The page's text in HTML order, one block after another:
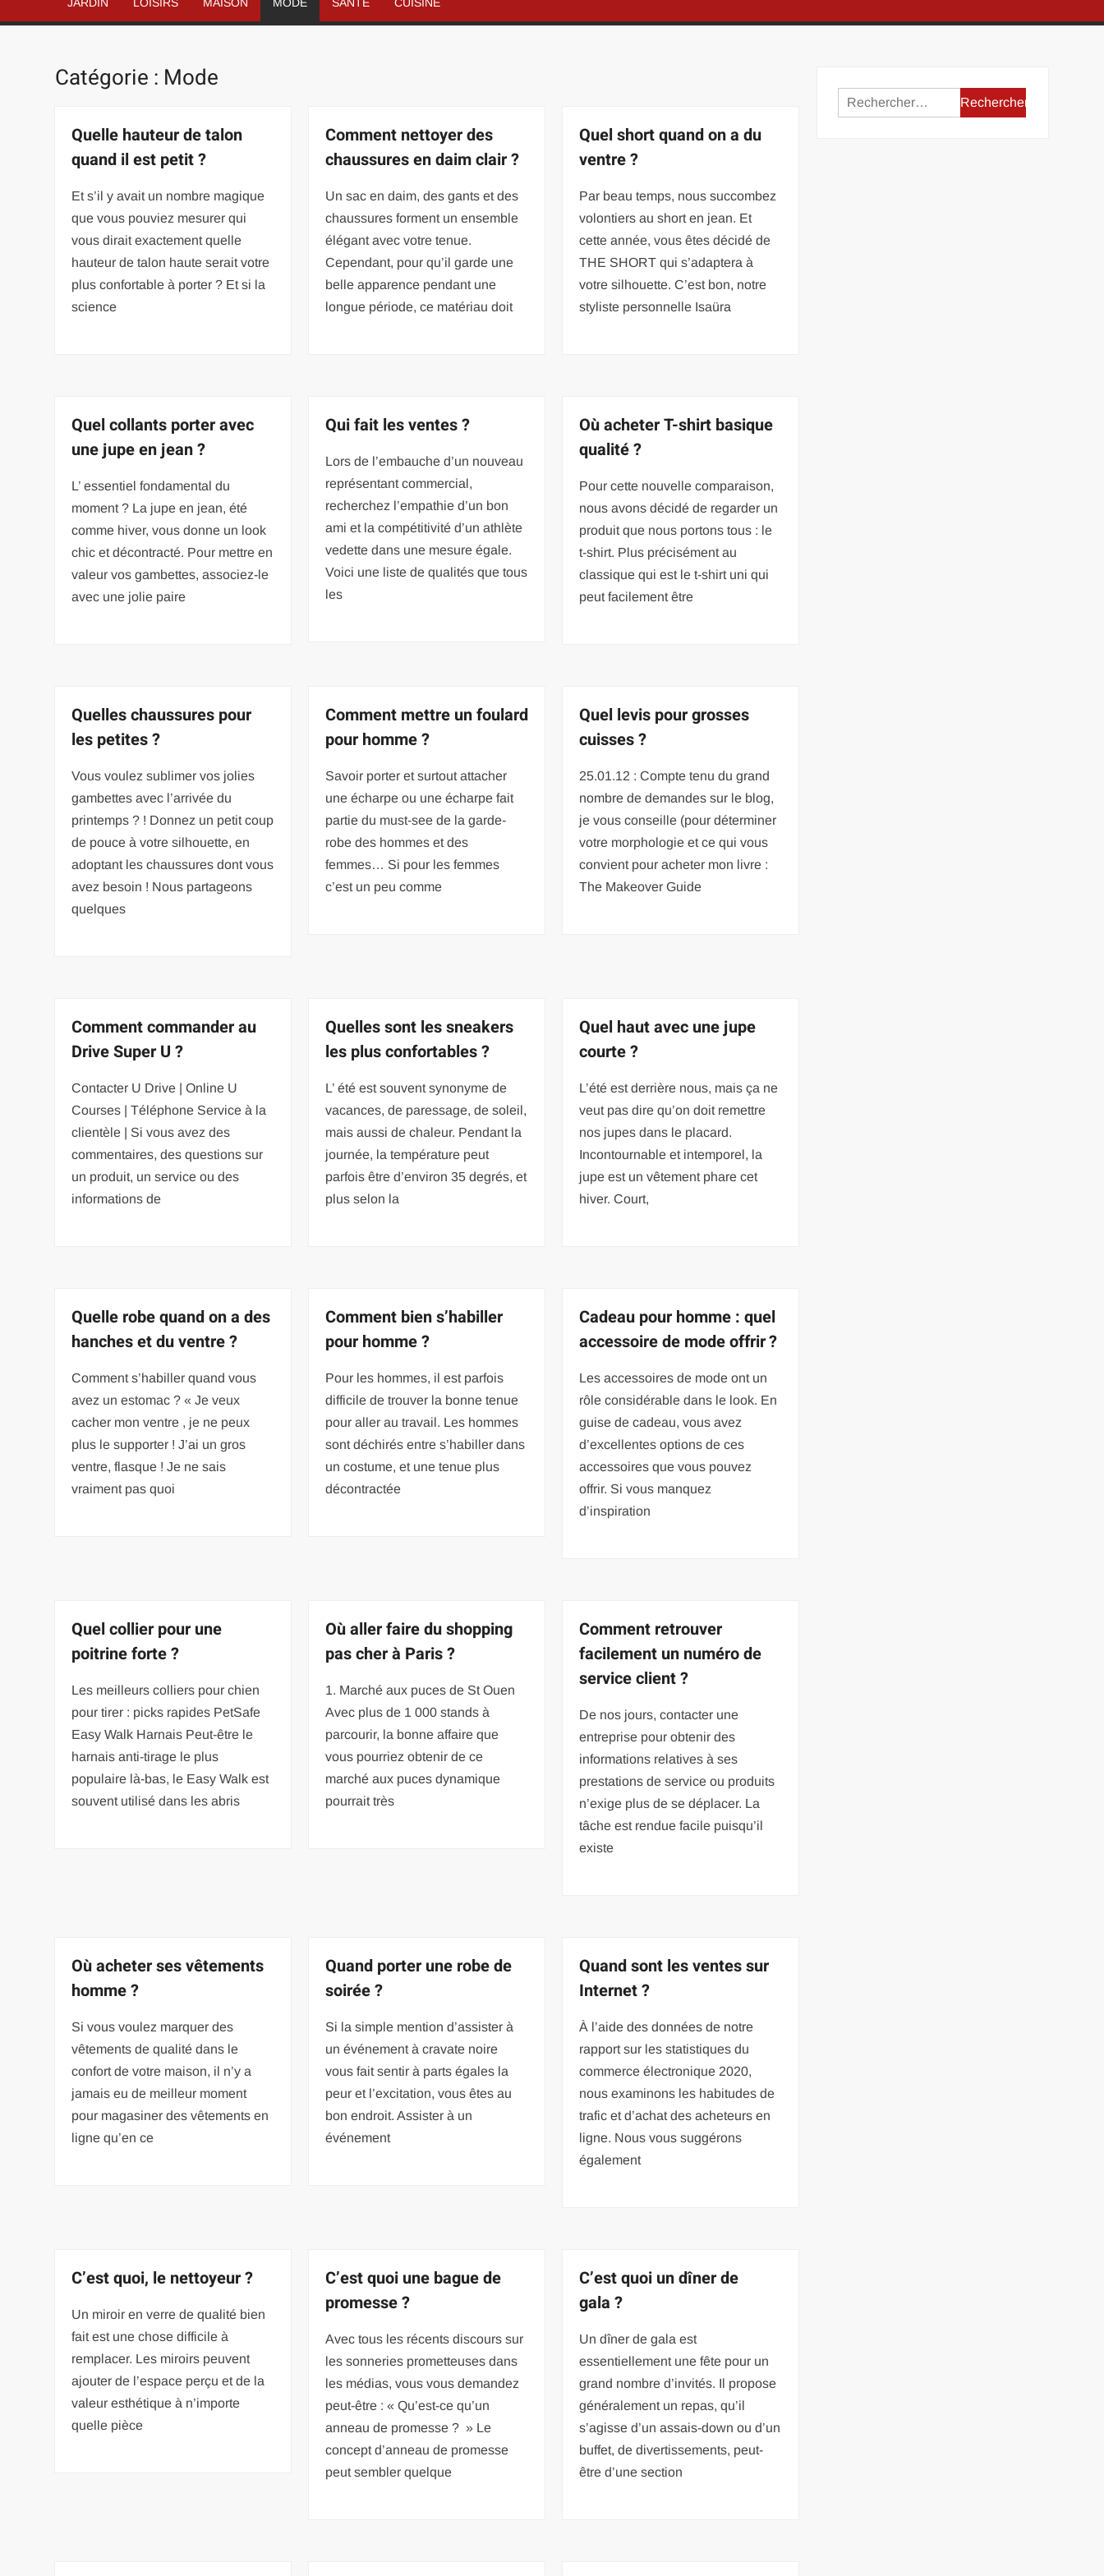
Catégorie : Mode
Quelle hauteur de talon
quand il est petit ?
Et s’il y avait un nombre magique
que vous pouviez mesurer qui
vous dirait exactement quelle
hauteur de talon haute serait votre
plus confortable à porter ? Et si la
science
Comment nettoyer des
chaussures en daim clair ?
Un sac en daim, des gants et des
chaussures forment un ensemble
élégant avec votre tenue.
Cependant, pour qu’il garde une
belle apparence pendant une
longue période, ce matériau doit
Quel short quand on a du
ventre ?
Par beau temps, nous succombez
volontiers au short en jean. Et
cette année, vous êtes décidé de
THE SHORT qui s’adaptera à
votre silhouette. C’est bon, notre
styliste personnelle Isaüra
Quel collants porter avec
une jupe en jean ?
L’ essentiel fondamental du
moment ? La jupe en jean, été
comme hiver, vous donne un look
chic et décontracté. Pour mettre en
valeur vos gambettes, associez-le
avec une jolie paire
Qui fait les ventes ?
Lors de l’embauche d’un nouveau
représentant commercial,
recherchez l’empathie d’un bon
ami et la compétitivité d’un athlète
vedette dans une mesure égale.
Voici une liste de qualités que tous
les
Où acheter T-shirt basique
qualité ?
Pour cette nouvelle comparaison,
nous avons décidé de regarder un
produit que nous portons tous : le
t-shirt. Plus précisément au
classique qui est le t-shirt uni qui
peut facilement être
Quelles chaussures pour
les petites ?
Vous voulez sublimer vos jolies
gambettes avec l’arrivée du
printemps ? ! Donnez un petit coup
de pouce à votre silhouette, en
adoptant les chaussures dont vous
avez besoin ! Nous partageons
quelques
Comment mettre un foulard
pour homme ?
Savoir porter et surtout attacher
une écharpe ou une écharpe fait
partie du must-see de la garde-
robe des hommes et des
femmes… Si pour les femmes
c’est un peu comme
Quel levis pour grosses
cuisses ?
25.01.12 : Compte tenu du grand
nombre de demandes sur le blog,
je vous conseille (pour déterminer
votre morphologie et ce qui vous
convient pour acheter mon livre :
The Makeover Guide
Comment commander au
Drive Super U ?
Contacter U Drive | Online U
Courses | Téléphone Service à la
clientèle | Si vous avez des
commentaires, des questions sur
un produit, un service ou des
informations de
Quelles sont les sneakers
les plus confortables ?
L’ été est souvent synonyme de
vacances, de paressage, de soleil,
mais aussi de chaleur. Pendant la
journée, la température peut
parfois être d’environ 35 degrés, et
plus selon la
Quel haut avec une jupe
courte ?
L’été est derrière nous, mais ça ne
veut pas dire qu’on doit remettre
nos jupes dans le placard.
Incontournable et intemporel, la
jupe est un vêtement phare cet
hiver. Court,
Quelle robe quand on a des
hanches et du ventre ?
Comment s’habiller quand vous
avez un estomac ? « Je veux
cacher mon ventre , je ne peux
plus le supporter ! J’ai un gros
ventre, flasque ! Je ne sais
vraiment pas quoi
Comment bien s’habiller
pour homme ?
Pour les hommes, il est parfois
difficile de trouver la bonne tenue
pour aller au travail. Les hommes
sont déchirés entre s’habiller dans
un costume, et une tenue plus
décontractée
Cadeau pour homme : quel
accessoire de mode offrir ?
Les accessoires de mode ont un
rôle considérable dans le look. En
guise de cadeau, vous avez
d’excellentes options de ces
accessoires que vous pouvez
offrir. Si vous manquez
d’inspiration
Quel collier pour une
poitrine forte ?
Les meilleurs colliers pour chien
pour tirer : picks rapides PetSafe
Easy Walk Harnais Peut-être le
harnais anti-tirage le plus
populaire là-bas, le Easy Walk est
souvent utilisé dans les abris
Où aller faire du shopping
pas cher à Paris ?
1. Marché aux puces de St Ouen
Avec plus de 1 000 stands à
parcourir, la bonne affaire que
vous pourriez obtenir de ce
marché aux puces dynamique
pourrait très
Comment retrouver
facilement un numéro de
service client ?
De nos jours, contacter une
entreprise pour obtenir des
informations relatives à ses
prestations de service ou produits
n’exige plus de se déplacer. La
tâche est rendue facile puisqu’il
existe
Où acheter ses vêtements
homme ?
Si vous voulez marquer des
vêtements de qualité dans le
confort de votre maison, il n’y a
jamais eu de meilleur moment
pour magasiner des vêtements en
ligne qu’en ce
Quand porter une robe de
soirée ?
Si la simple mention d’assister à
un événement à cravate noire
vous fait sentir à parts égales la
peur et l’excitation, vous êtes au
bon endroit. Assister à un
événement
Quand sont les ventes sur
Internet ?
À l’aide des données de notre
rapport sur les statistiques du
commerce électronique 2020,
nous examinons les habitudes de
trafic et d’achat des acheteurs en
ligne. Nous vous suggérons
également
C’est quoi, le nettoyeur ?
Un miroir en verre de qualité bien
fait est une chose difficile à
remplacer. Les miroirs peuvent
ajouter de l’espace perçu et de la
valeur esthétique à n’importe
quelle pièce
C’est quoi une bague de
promesse ?
Avec tous les récents discours sur
les sonneries prometteuses dans
les médias, vous vous demandez
peut-être : « Qu’est-ce qu’un
anneau de promesse ? » Le
concept d’anneau de promesse
peut sembler quelque
C’est quoi un dîner de
gala ?
Un dîner de gala est
essentiellement une fête pour un
grand nombre d’invités. Il propose
généralement un repas, qu’il
s’agisse d’un assais-down ou d’un
buffet, de divertissements, peut-
être d’une section
Rechercher :